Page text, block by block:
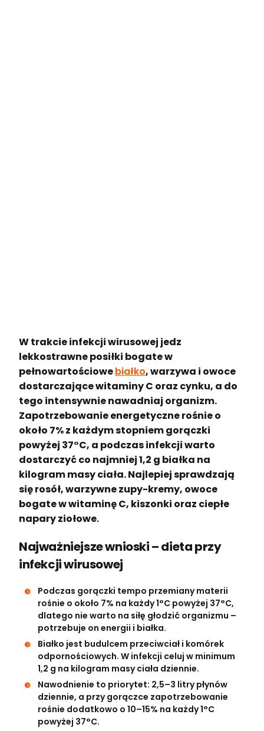
W trakcie infekcji wirusowej jedz
lekkostrawne posiłki bogate w
pełnowartościowebiałko, warzywa i owoce
dostarczające witaminy C oraz cynku, a do
tego intensywnie nawadniaj organizm.
Zapotrzebowanie energetyczne rośnie o
około 7% z każdym stopniem gorączki
powyżej 37°C, a podczas infekcji warto
dostarczyć co najmniej 1,2 g białka na
kilogram masy ciała. Najlepiej sprawdzają
się rosół, warzywne zupy-kremy, owoce
bogate w witaminę C, kiszonki oraz ciepłe
napary ziołowe.
Najważniejsze wnioski – dieta przy
infekcji wirusowej
Podczas gorączki tempo przemiany materii
rośnie o około 7% na każdy 1°C powyżej 37°C,
dlatego nie warto na siłę głodzić organizmu –
potrzebuje on energii i białka.
Białko jest budulcem przeciwciał i komórek
odpornościowych. W infekcji celuj w minimum
1,2 g na kilogram masy ciała dziennie.
Nawodnienie to priorytet: 2,5–3 litry płynów
dziennie, a przy gorączce zapotrzebowanie
rośnie dodatkowo o 10–15% na każdy 1°C
powyżej 37°C.